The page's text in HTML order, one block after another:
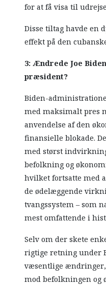
for at få visa til
Disse tiltag havde en
effekt på den
3: Ændrede Joe
præsident?
Biden-
med maksimalt pres
anvendelse af den
finansielle blokade.
med størst
befolkning og
hvilket fortsatte med
de ødelæggende
tvangssystem – som
mest omfattende i
Selv om der skete
rigtige retning under
væsentlige ændringer,
mod befolkningen og